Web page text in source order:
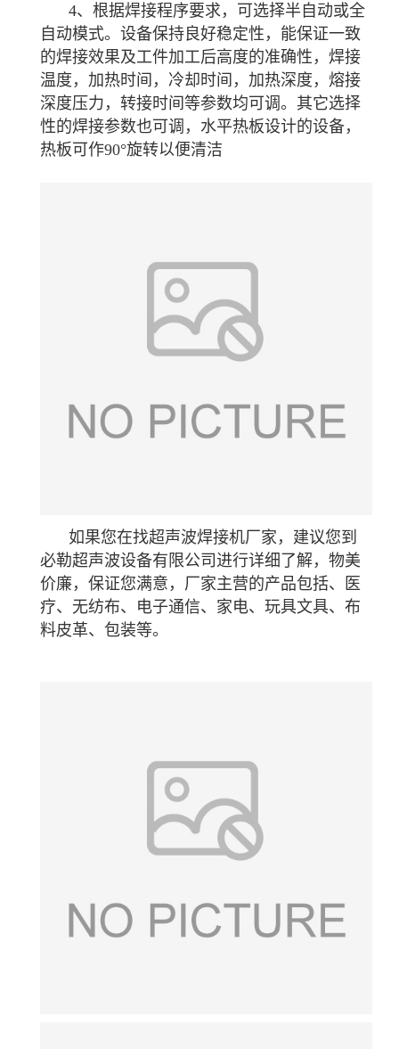
4、根据焊接程序要求，可选择半自动或全
自动模式。设备保持良好稳定性，能保证一致
的焊接效果及工件加工后高度的准确性，焊接
温度，加热时间，冷却时间，加热深度，熔接
深度压力，转接时间等参数均可调。其它选择
性的焊接参数也可调，水平热板设计的设备，
热板可作90°旋转以便清洁
如果您在找超声波焊接机厂家，建议您到
必勒超声波设备有限公司进行详细了解，物美
价廉，保证您满意，厂家主营的产品包括、医
疗、无纺布、电子通信、家电、玩具文具、布
料皮革、包装等。